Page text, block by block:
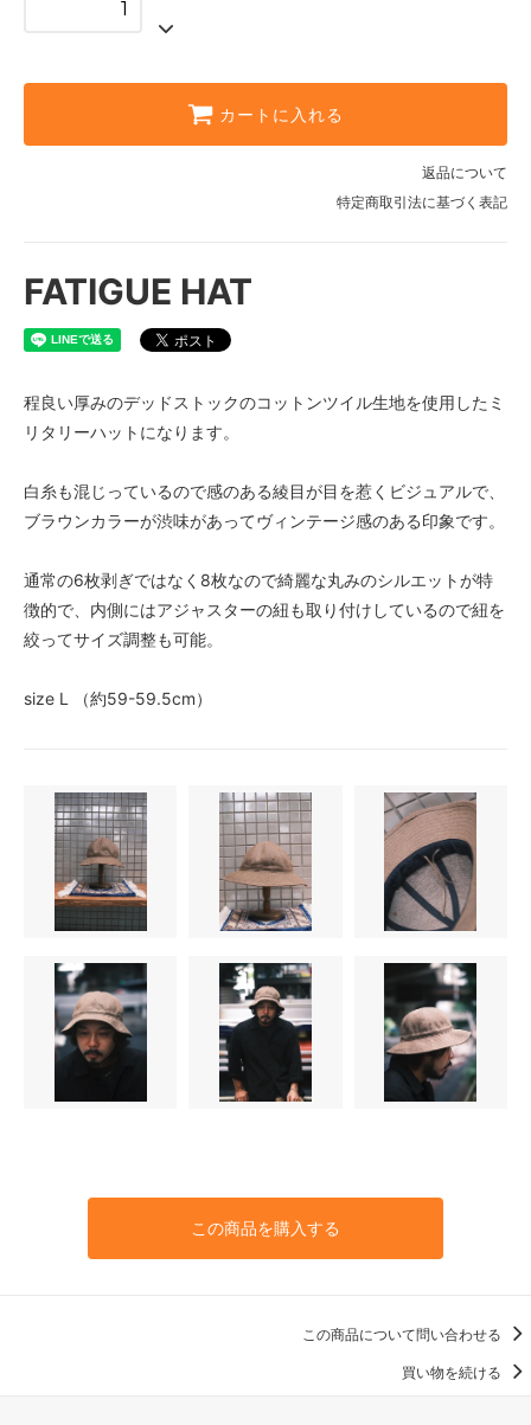
カートに入れる
返品について
特定商取引法に基づく表記
FATIGUE HAT
程良い厚みのデッドストックのコットンツイル生地を使用したミ
リタリーハットになります。
白糸も混じっているので感のある綾目が目を惹くビジュアルで、
ブラウンカラーが渋味があってヴィンテージ感のある印象です。
通常の6枚剥ぎではなく8枚なので綺麗な丸みのシルエットが特
徴的で、内側にはアジャスターの紐も取り付けしているので紐を
絞ってサイズ調整も可能。
size L （約59-59.5cm）
この商品を購入する
この商品について問い合わせる
買い物を続ける